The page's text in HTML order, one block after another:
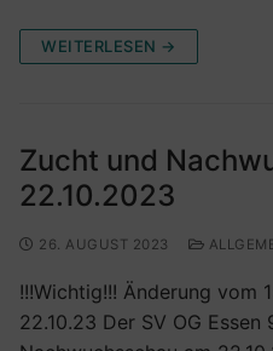
WEITERLESEN →
Zucht und
22.10.2023
26. AUGUST 2023
!!!Wichtig!!! Änderung vom
22.10.23 Der SV OG